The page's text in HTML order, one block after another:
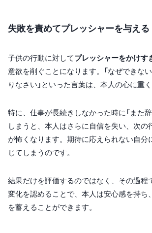
失敗を責めてプレッシャーを与える
子供の行動に対してプレッシャーをかけす
意欲を削ぐことになります。「なぜできない
りなさい」といった言葉は、本人の心に重
特に、仕事が長続きしなかった時に「また
しまうと、本人はさらに自信を失い、次の
が怖くなります。期待に応えられない自分
じてしまうのです。
結果だけを評価するのではなく、その過程
変化を認めることで、本人は安心感を持ち
を蓄えることができます。